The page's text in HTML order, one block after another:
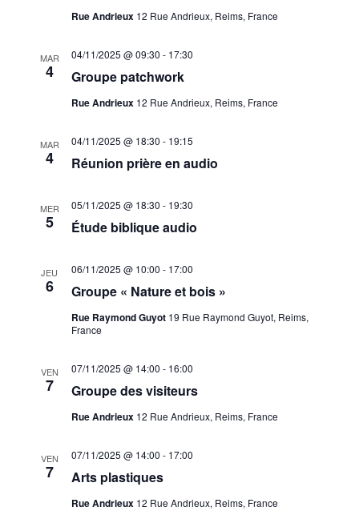
Rue Andrieux 12 Rue Andrieux, Reims, France
MAR
4 Groupe patchwork
04/11/2025 @ 09:30 - 17:30
Rue Andrieux 12 Rue Andrieux, Reims, France
MAR
4 Réunion prière en audio
04/11/2025 @ 18:30 - 19:15
MER
5 Étude biblique audio
05/11/2025 @ 18:30 - 19:30
JEU
6 Groupe « Nature et bois »
06/11/2025 @ 10:00 - 17:00
Rue Raymond Guyot 19 Rue Raymond Guyot, Reims,
France
VEN
7 Groupe des visiteurs
07/11/2025 @ 14:00 - 16:00
Rue Andrieux 12 Rue Andrieux, Reims, France
VEN
7 Arts plastiques
07/11/2025 @ 14:00 - 17:00
Rue Andrieux 12 Rue Andrieux, Reims, France